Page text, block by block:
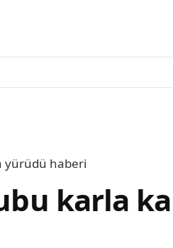
yürüdü haberi
karla